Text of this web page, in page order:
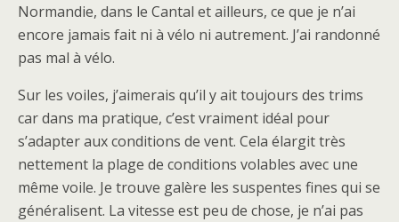
Normandie, dans le Cantal et ailleurs, ce que je n’ai
encore jamais fait ni à vélo ni autrement. J’ai randonné
pas mal à vélo.
Sur les voiles, j’aimerais qu’il y ait toujours des trims
car dans ma pratique, c’est vraiment idéal pour
s’adapter aux conditions de vent. Cela élargit très
nettement la plage de conditions volables avec une
même voile. Je trouve galère les suspentes fines qui se
généralisent. La vitesse est peu de chose, je n’ai pas